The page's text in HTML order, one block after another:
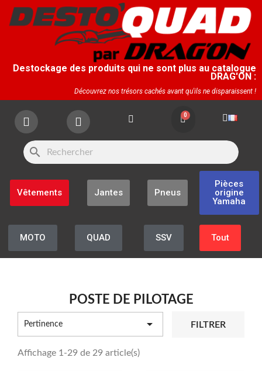
Destockage des produits qui ne sont plus au catalogue
DRAG'ON :
Découvrez nos trésors cachés avant qu'ils ne disparaissent !
search
Pièces
origine
Yamaha
Pneus
Jantes
Vêtements
Tout
SSV
QUAD
MOTO
POSTE DE PILOTAGE
Pertinence  FILTRER
Affichage 1-29 de 29 article(s)